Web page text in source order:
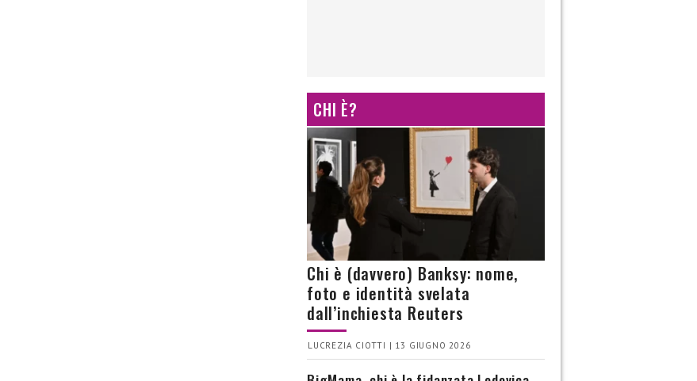
CHI È?
Chi è (davvero) Banksy: nome,
foto e identità svelata
dall’inchiesta Reuters
LUCREZIA CIOTTI | 13 GIUGNO 2026